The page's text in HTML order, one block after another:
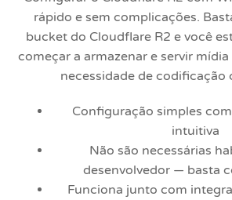
rápido e sem complicações.
bucket do Cloudflare R2 e você
começar a armazenar e servir
necessidade de codificação
Configuração simples
intuitiva
Não são necessárias
desenvolvedor — basta
Funciona junto com